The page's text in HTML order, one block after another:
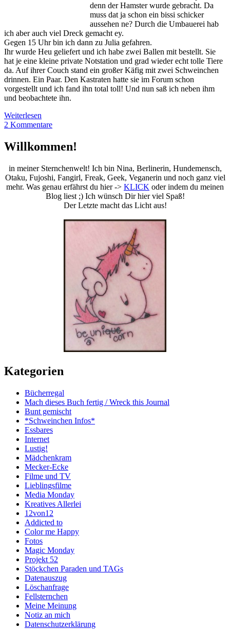
denn der Hamster wurde gebracht. Da
muss dat ja schon ein bissi schicker
aussehen ne? Durch die Umbauerei hab
ich aber auch viel Dreck gemacht ey.
Gegen 15 Uhr bin ich dann zu Julia gefahren.
Ihr wurde Heu geliefert und ich habe zwei Ballen mit bestellt. Sie
hat je eine kleine private Notstation und grad wieder echt tolle Tiere
da. Auf ihrer Couch stand ein großer Käfig mit zwei Schweinchen
drinnen. Ein Paar. Den Kastraten hatte sie im Forum schon
vorgestellt und ich fand ihn total toll! Und nun saß ich neben ihm
und beobachtete ihn.
Weiterlesen
kommt
anders…..
2 Kommentare
Sidebar
Willkommen!
in meiner Sternchenwelt! Ich bin Nina, Berlinerin, Hundemensch,
Otaku, Fujoshi, Fangirl, Freak, Geek, Veganerin und noch ganz viel
mehr. Was genau erfährst du hier -> KLICK oder indem du meinen
Blog liest ;) Ich wünsch Dir hier viel Spaß!
Der Letzte macht das Licht aus!
Kategorien
Bücherregal
Mach dieses Buch fertig / Wreck this Journal
Bunt gemischt
*Schweinchen Infos*
Essbares
Internet
Lustig!
Mädchenkram
Mecker-Ecke
Filme und TV
Lieblingsfilme
Media Monday
Kreatives Allerlei
12von12
Addicted to
Color me Happy
Fotos
Magic Monday
Projekt 52
Stöckchen Paraden und TAGs
Datenauszug
Löschanfrage
Fellsternchen
Meine Meinung
Notiz an mich
Datenschutzerklärung